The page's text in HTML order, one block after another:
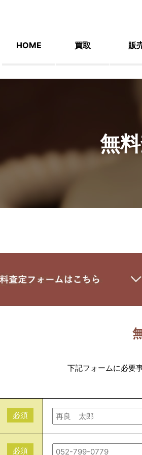
HOME 買取 販
無
下記フォームに必要
必須
必須